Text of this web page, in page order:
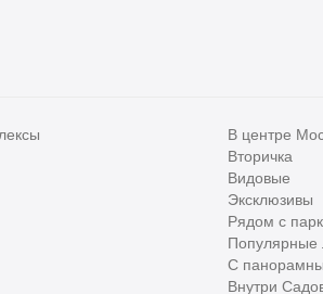
В центре
Вторичка
Видовые
Эксклюзивы
Рядом с
Популярные
С
Внутри